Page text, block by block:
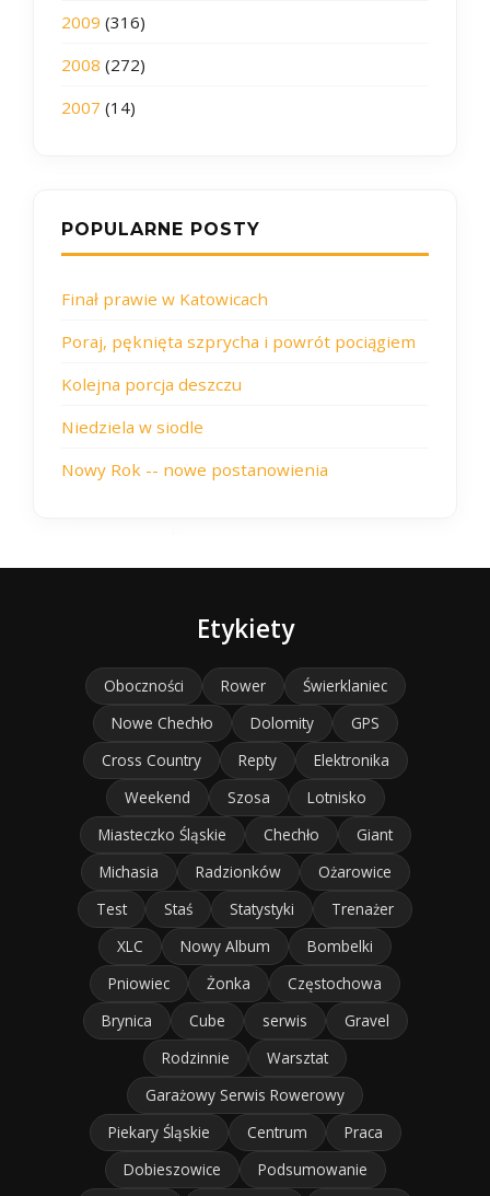
2009 (316)
2008 (272)
2007 (14)
POPULARNE POSTY
Finał prawie w Katowicach
Poraj, pęknięta szprycha i powrót pociągiem
Kolejna porcja deszczu
Niedziela w siodle
Nowy Rok -- nowe postanowienia
Etykiety
Oboczności Rower
Świerklaniec
Nowe Chechło
Dolomity
GPS
Cross Country
Repty
Elektronika
Weekend
Szosa
Lotnisko
Miasteczko Śląskie
Chechło
Giant
Michasia
Radzionków
Ożarowice
Test
Staś Statystyki
Trenażer
XLC
Nowy Album
Bombelki
Pniowiec
Żonka
Częstochowa
Brynica
Cube serwis
Gravel
Rodzinnie
Warsztat
Garażowy Serwis Rowerowy
Piekary Śląskie
Centrum
Praca
Dobieszowice
Podsumowanie